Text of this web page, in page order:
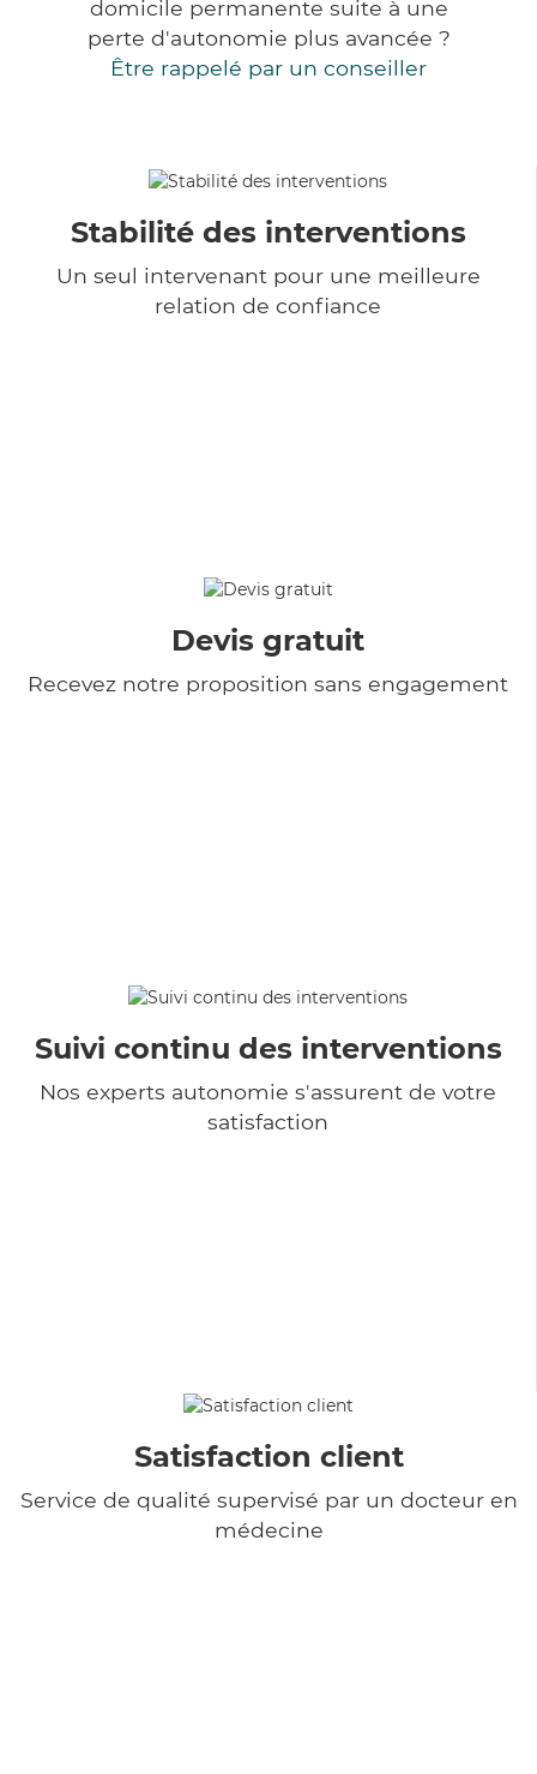
domicile permanente suite à une
perte d'autonomie plus avancée ?
Être rappelé par un conseiller
Stabilité des interventions
Un seul intervenant pour une meilleure
relation de confiance
Devis gratuit
Recevez notre proposition sans engagement
Suivi continu des interventions
Nos experts autonomie s'assurent de votre
satisfaction
Satisfaction client
Service de qualité supervisé par un docteur en
médecine